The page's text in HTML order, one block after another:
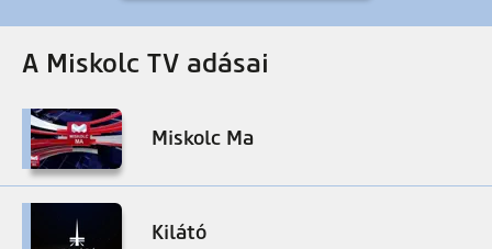
A Miskolc TV adásai
Miskolc Ma
Kilátó